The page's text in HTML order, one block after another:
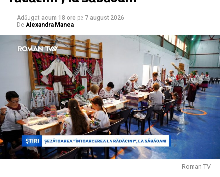
Direcției de Sănătate Publică Neamț
Într-un anunț pe pagina oficială, Primăria Municipiului
Roman a precizat că se închid bazinele, însă a invocat
drept motive „condițiile meteorologice nefavorabile
prognozate pentru acest sfârșit de săptămână”, „efectele
fenomenelor meteorologice înregistrate în cursul zilei de
ieri, inclusiv furtuna de nisip” și „depășiri ale unor indicatori
privind calitatea apei”, fără a face referire la bacteria
depistată în urma analizelor.
Adăugat acum 18 ore pe 7 august 2026
De Alexandra Manea
Roman TV